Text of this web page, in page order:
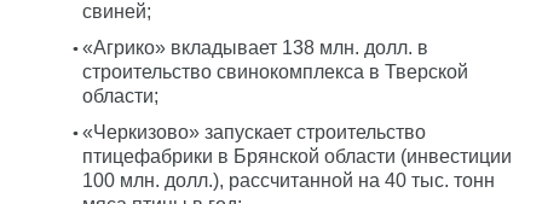
свиней;
«Агрико» вкладывает 138 млн. долл. в
строительство свинокомплекса в Тверской
области;
«Черкизово» запускает строительство
птицефабрики в Брянской области (инвестиции
100 млн. долл.), рассчитанной на 40 тыс. тонн